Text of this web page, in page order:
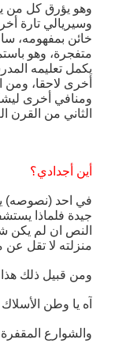
وهو يؤرق كل من
وسيريالي تارة
خائن بمفهومه،
متفجرة، وهو
يكمل تعليمه
أخرى لاحقا،
ومنافي أخرى
الثاني من القرن
أين أجدادي؟
في احد (نصوصه)
جيدة فلماذا
النص ان لم يكن
منزلته لا تقل عن
ومن قبيل ذلك
آه يا وطن
والشوارع المقفرة